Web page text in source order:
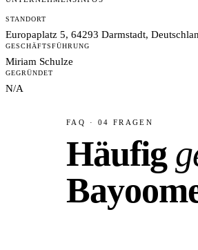
STANDORT
Europaplatz 5, 64293 Darmstadt,
GESCHÄFTSFÜHRUNG
Miriam Schulze
GEGRÜNDET
N/A
FAQ · 04 FRAGEN
Häufig